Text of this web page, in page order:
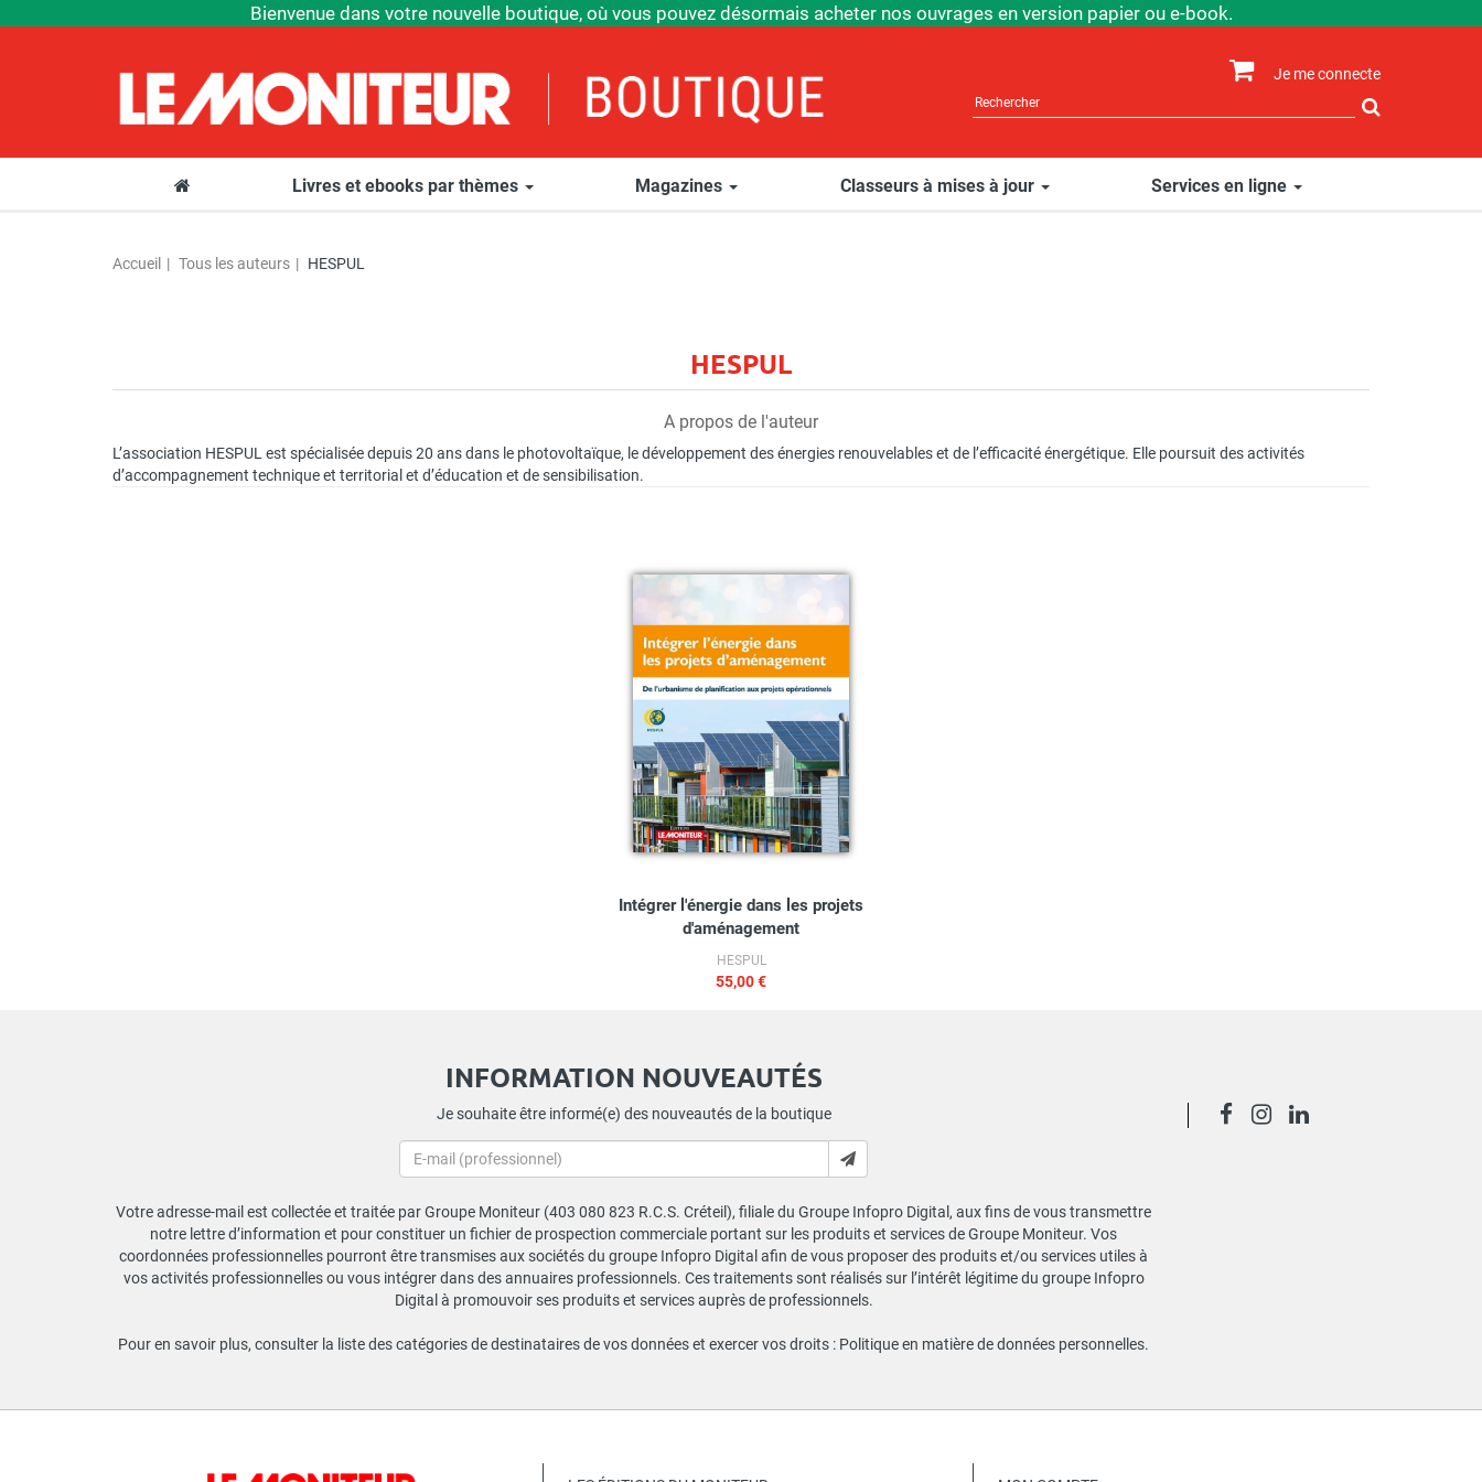
Bienvenue dans votre nouvelle boutique, où vous pouvez désormais acheter nos ouvrages en version papier ou e-book.
Je me connecte
sur
site
Livres et ebooks par thèmes Magazines Classeurs à mises à jour Services en ligne
Accueil Tous les auteurs HESPUL
HESPUL
A propos de l'auteur
L’association HESPUL est spécialisée depuis 20 ans dans le photovoltaïque, le développement des énergies renouvelables et de l’efficacité énergétique. Elle poursuit des activités
d’accompagnement technique et territorial et d’éducation et de sensibilisation.
Intégrer l'énergie dans les projets
d'aménagement
HESPUL
55,00 €
INFORMATION NOUVEAUTÉS
Je souhaite être informé(e) des nouveautés de la boutique
Votre adresse-mail est collectée et traitée par Groupe Moniteur (403 080 823 R.C.S. Créteil), filiale du Groupe Infopro Digital, aux fins de vous transmettre
notre lettre d’information et pour constituer un fichier de prospection commerciale portant sur les produits et services de Groupe Moniteur. Vos
coordonnées professionnelles pourront être transmises aux sociétés du groupe Infopro Digital afin de vous proposer des produits et/ou services utiles à
vos activités professionnelles ou vous intégrer dans des annuaires professionnels. Ces traitements sont réalisés sur l’intérêt légitime du groupe Infopro
Digital à promouvoir ses produits et services auprès de professionnels.
Pour en savoir plus, consulter la liste des catégories de destinataires de vos données et exercer vos droits : Politique en matière de données personnelles.